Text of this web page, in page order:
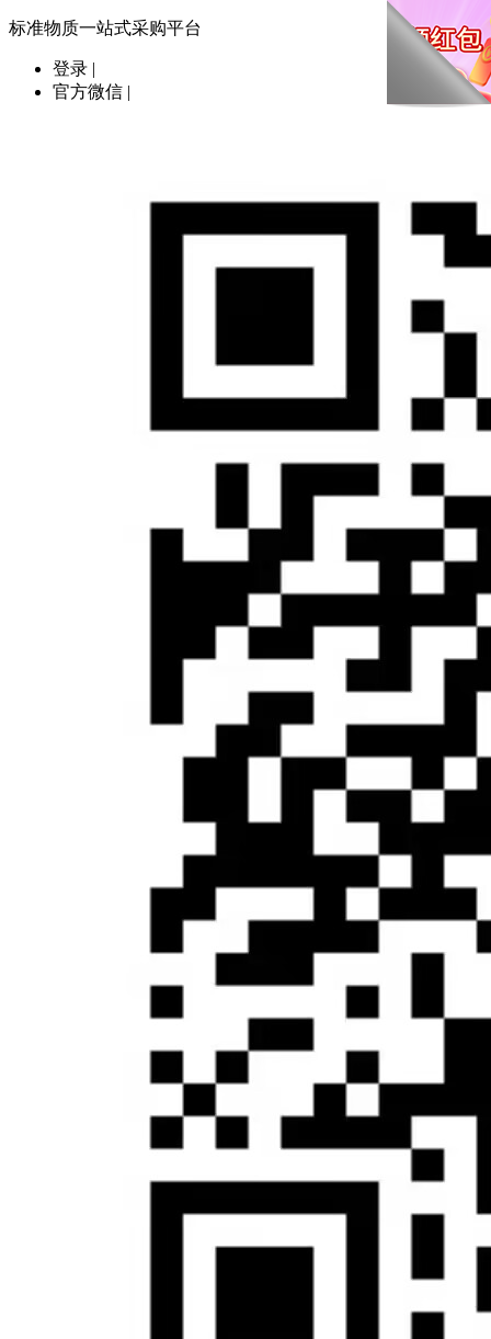
标准物质一站式采购平台
登录 |
官方微信 |